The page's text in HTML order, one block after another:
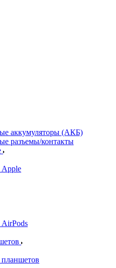
аккумуляторы (АКБ)
разъемы/контакты
Apple